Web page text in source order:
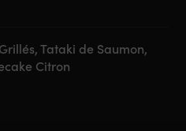
Tataki de Saumon,
Citron